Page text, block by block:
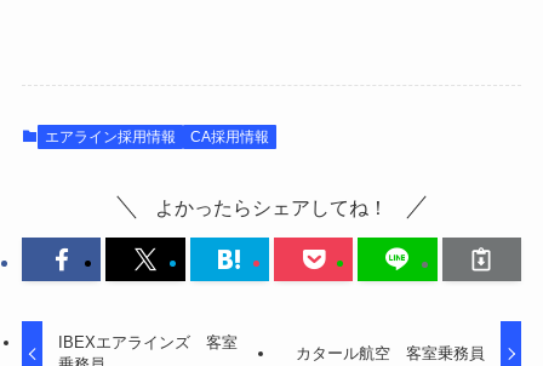
エアライン採用情報 CA採用情報
よかったらシェアしてね！
IBEXエアラインズ 客室
カタール航空 客室乗務員